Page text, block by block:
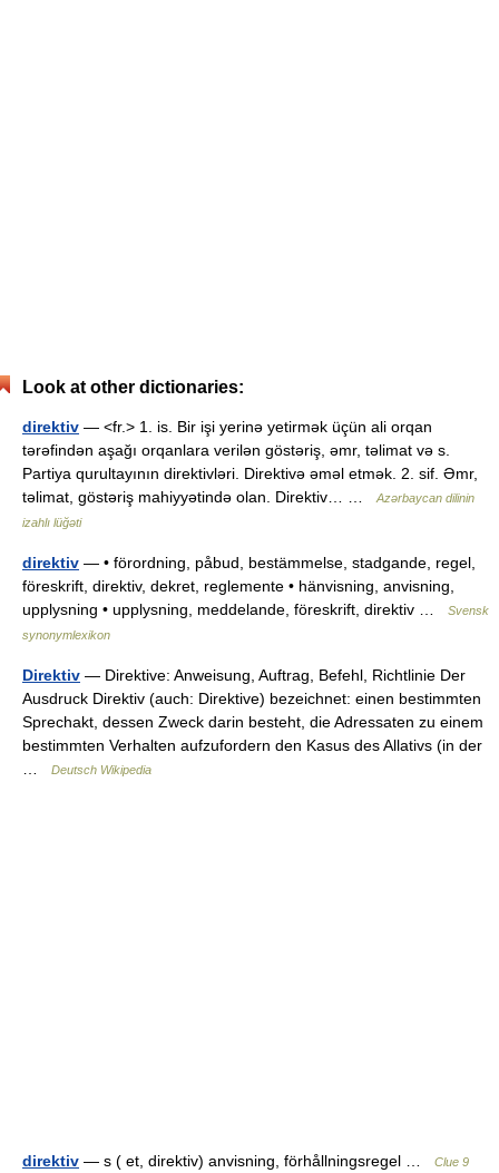
Look at other dictionaries:
direktiv — <fr.> 1. is. Bir işi yerinə yetirmək üçün ali orqan
tərəfindən aşağı orqanlara verilən göstəriş, əmr, təlimat və s.
Partiya qurultayının direktivləri. Direktivə əməl etmək. 2. sif. Əmr,
təlimat, göstəriş mahiyyətində olan. Direktiv… …
Azərbaycan dilinin
izahlı lüğəti
direktiv — • förordning, påbud, bestämmelse, stadgande, regel,
föreskrift, direktiv, dekret, reglemente • hänvisning, anvisning,
upplysning • upplysning, meddelande, föreskrift, direktiv …
Svensk
synonymlexikon
Direktiv — Direktive: Anweisung, Auftrag, Befehl, Richtlinie Der
Ausdruck Direktiv (auch: Direktive) bezeichnet: einen bestimmten
Sprechakt, dessen Zweck darin besteht, die Adressaten zu einem
bestimmten Verhalten aufzufordern den Kasus des Allativs (in der
Deutsch Wikipedia
direktiv — s ( et, direktiv) anvisning, förhållningsregel …
Clue 9